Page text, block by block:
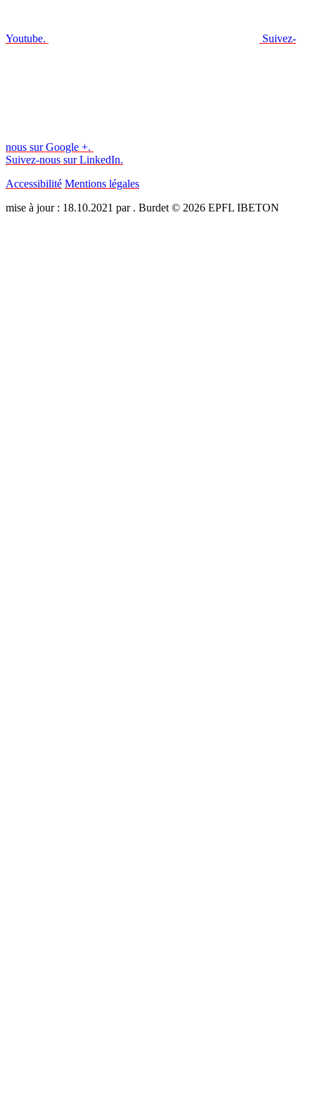
Youtube. Suivez-
nous sur Google +.
Suivez-nous sur LinkedIn.
Accessibilité Mentions légales
mise à jour : 18.10.2021 par . Burdet © 2026 EPFL IBETON